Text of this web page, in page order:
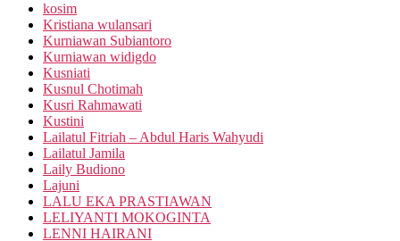
kosim
Kristiana wulansari
Kurniawan Subiantoro
Kurniawan widigdo
Kusniati
Kusnul Chotimah
Kusri Rahmawati
Kustini
Lailatul Fitriah – Abdul Haris Wahyudi
Lailatul Jamila
Laily Budiono
Lajuni
LALU EKA PRASTIAWAN
LELIYANTI MOKOGINTA
LENNI HAIRANI